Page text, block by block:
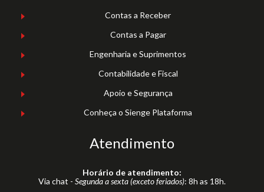
Contas a Receber
Contas a Pagar
Engenharia e Suprimentos
Contabilidade e Fiscal
Apoio e Segurança
Conheça o Sienge Plataforma
Atendimento
Horário de atendimento:
Via chat - Segunda a sexta (exceto feriados): 8h as 18h.